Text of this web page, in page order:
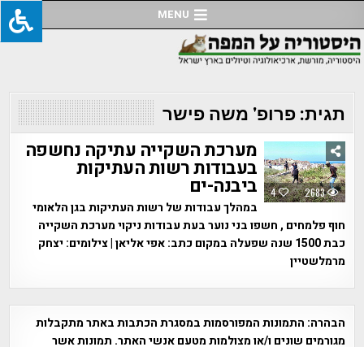
to
content
MENU
תגית:פרופ' משה פישר
4 2683
מערכת השקייה עתיקה נחשפה
בעבודות רשות העתיקות
ביבנה-ים
במהלך עבודות של רשות העתיקות בגן הלאומי
חוף פלמחים , חשפו בני נוער בעת עבודות ניקוי מערכת השקייה
כבת 1500 שנה שפעלה במקום כתב: אפי אליאן | צילומים: יצחק
מרמלשטיין
הבהרה: התמונות המפורסמות במסגרת הכתבות באתר מתקבלות
מגורמים שונים ו/או מצולמות מטעם אנשי האתר. תמונות אשר